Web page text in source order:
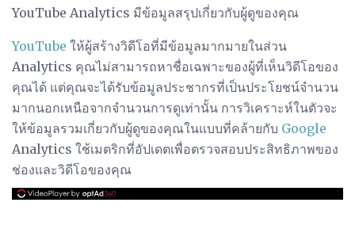
YouTube Analytics มีข้อมูลสรุปเกี่ยวกับผู้ดูของคุณ
YouTube ให้ผู้สร้างวิดีโอที่มีข้อมูลมากมายในส่วน
Analytics คุณไม่สามารถหาชื่อเฉพาะของผู้ที่เห็นวิดีโอของ
คุณได้ แต่คุณจะได้รับข้อมูลประชากรที่เป็นประโยชน์จำนวน
มากนอกเหนือจากจำนวนการดูเท่านั้น การวิเคราะห์ในตัวจะ
ให้ข้อมูลรวมเกี่ยวกับผู้ดูของคุณในแบบที่คล้ายกับ Google
Analytics ใช้เมตริกที่อัปเดตเพื่อตรวจสอบประสิทธิภาพของ
ช่องและวิดีโอของคุณ